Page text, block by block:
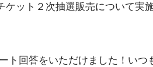
ケット２次抽選販売について実
ト回答をいただけました！いつ